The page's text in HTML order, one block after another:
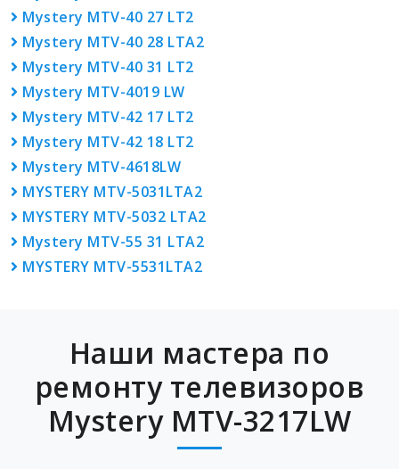
Mystery MTV-40 27 LT2
Mystery MTV-40 28 LTA2
Mystery MTV-40 31 LT2
Mystery MTV-4019 LW
Mystery MTV-42 17 LT2
Mystery MTV-42 18 LT2
Mystery MTV-4618LW
MYSTERY MTV-5031LTA2
MYSTERY MTV-5032 LTA2
Mystery MTV-55 31 LTA2
MYSTERY MTV-5531LTA2
Наши мастера по
ремонту телевизоров
Mystery MTV-3217LW